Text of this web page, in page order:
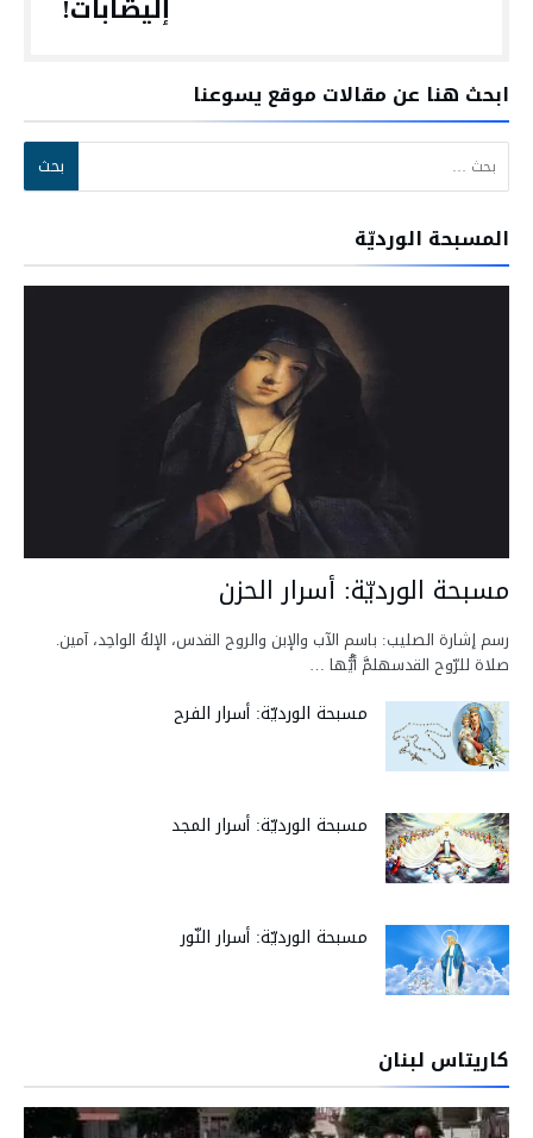
ابحث هنا عن مقالات موقع يسوعنا
البحث عن:
المسبحة الورديّة
مسبحة الورديّة: أسرار الحزن
رسم إشارة الصليب: باسم الآب والإبن والروح القدس، الإلهُ الواحِد، آمين.
صلاة للرّوح القدسهلمَّ أيُّها …
مسبحة الورديّة: أسرار الفرح
مسبحة الورديّة: أسرار المجد
مسبحة الورديّة: أسرار النّور
كاريتاس لبنان